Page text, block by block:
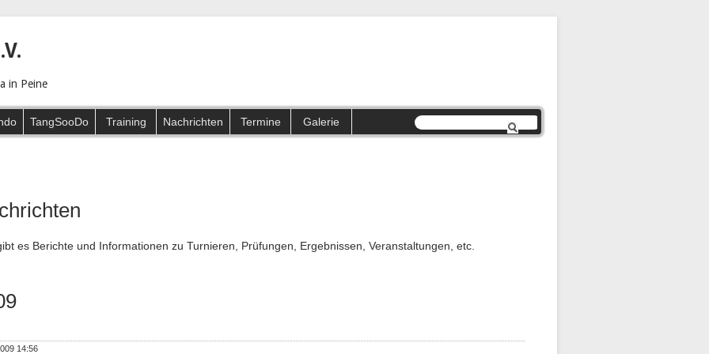
in Peine
TangSooDo Training Nachrichten Termine Galerie
es Berichte und Informationen zu Turnieren, Prüfungen, Ergebnissen, Veranstaltungen, etc.
14:56